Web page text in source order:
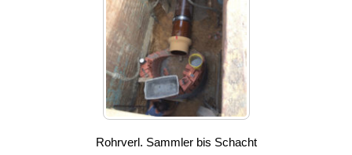
Rohrverl. Sammler bis Schacht